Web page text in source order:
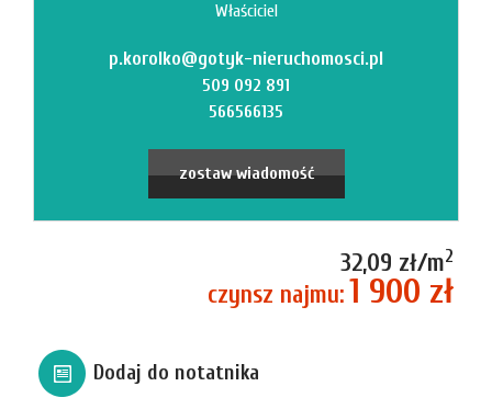
Właściciel
p.korolko@gotyk-nieruchomosci.pl
509 092 891
566566135
zostaw wiadomość
32,09 zł/m2
czynsz najmu:1 900 zł
Dodaj do notatnika